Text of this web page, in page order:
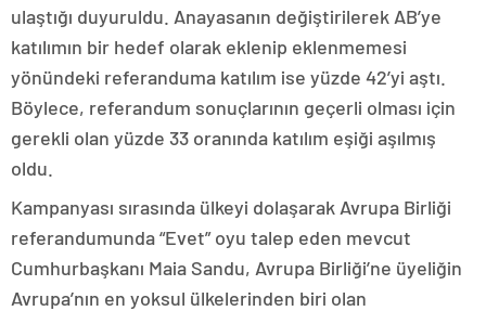
ulaştığı duyuruldu. Anayasanın değiştirilerek AB’ye
katılımın bir hedef olarak eklenip eklenmemesi
yönündeki referanduma katılım ise yüzde 42’yi aştı.
Böylece, referandum sonuçlarının geçerli olması için
gerekli olan yüzde 33 oranında katılım eşiği aşılmış
oldu.
Kampanyası sırasında ülkeyi dolaşarak Avrupa Birliği
referandumunda “Evet” oyu talep eden mevcut
Cumhurbaşkanı Maia Sandu, Avrupa Birliği’ne üyeliğin
Avrupa’nın en yoksul ülkelerinden biri olan